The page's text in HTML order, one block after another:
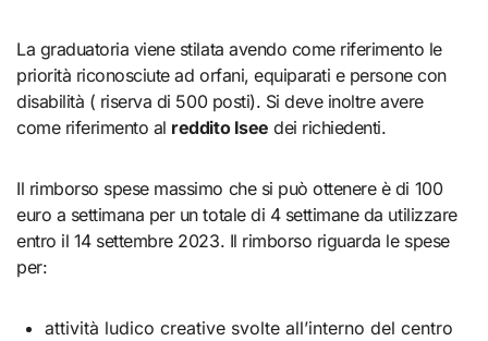
La graduatoria viene stilata avendo come riferimento le
priorità riconosciute ad orfani, equiparati e persone con
disabilità ( riserva di 500 posti). Si deve inoltre avere
come riferimento al reddito Isee dei richiedenti.
Il rimborso spese massimo che si può ottenere è di 100
euro a settimana per un totale di 4 settimane da utilizzare
entro il 14 settembre 2023. Il rimborso riguarda le spese
per:
attività ludico creative svolte all’interno del centro